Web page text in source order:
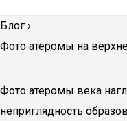
Блог ›
Фото атеромы на
Фото атеромы века
неприглядность